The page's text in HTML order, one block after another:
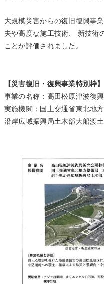
大規模災害からの復旧復興事
夫や高度な施工技術、 新技術
ことが評価されました。
【災害復旧・復興事業特別枠】
事業の名称：高田松原津波復
実施機関：国土交通省東北地
沿岸広域振興局土木部大船渡